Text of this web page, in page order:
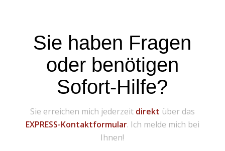
Sie haben Fragen
oder benötigen
Sofort-Hilfe?
Sie erreichen mich jederzeit direkt über das
EXPRESS-Kontaktformular. Ich melde mich bei
Ihnen!